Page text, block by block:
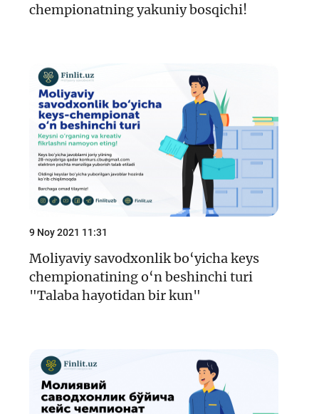
chempionatning yakuniy bosqichi!
9 Noy 2021 11:31
Moliyaviy savodxonlik bo‘yicha keys
chempionatining o‘n beshinchi turi
"Talaba hayotidan bir kun"